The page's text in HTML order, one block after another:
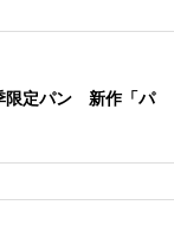
限定パン 新作「パ